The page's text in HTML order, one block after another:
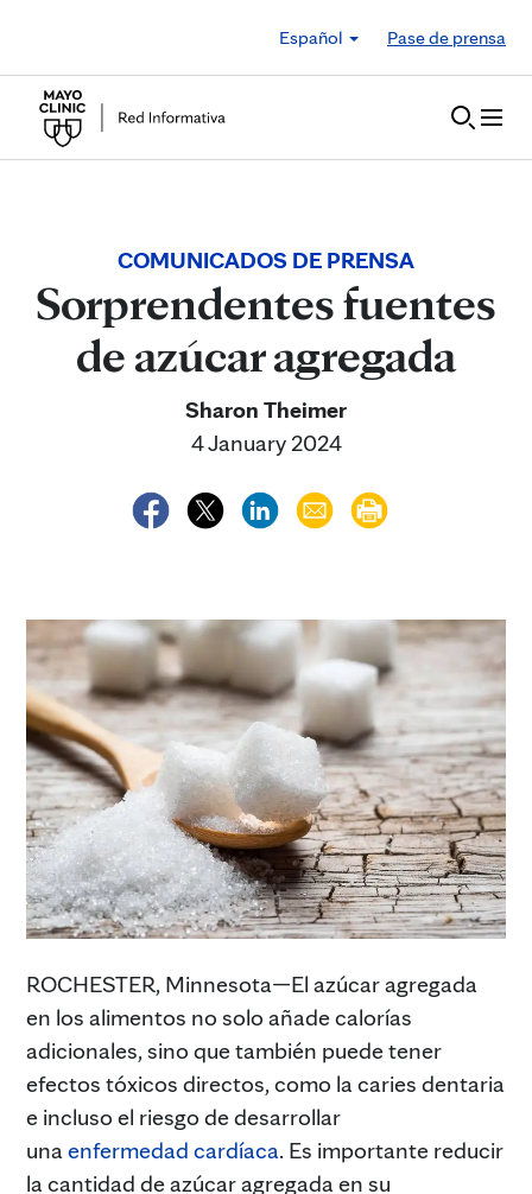
Español
Pase de prensa
COMUNICADOS DE PRENSA
Sorprendentes fuentes
de azúcar agregada
Sharon Theimer
4 January 2024
ROCHESTER, Minnesota—El azúcar agregada
en los alimentos no solo añade calorías
adicionales, sino que también puede tener
efectos tóxicos directos, como la caries dentaria
e incluso el riesgo de desarrollar
unaenfermedad cardíaca. Es importante reducir
la cantidad de azúcar agregada en su